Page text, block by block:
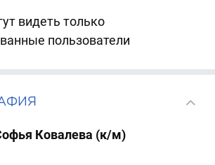
видеть только
пользователи
Ковалева (к/м)